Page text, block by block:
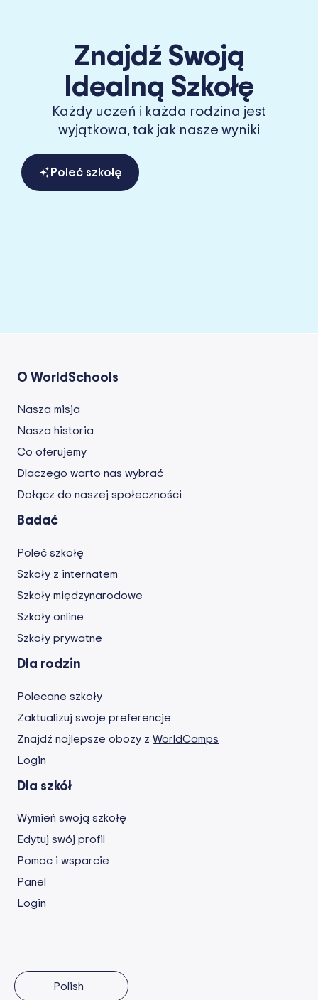
Znajdź Swoją
Idealną Szkołę
Każdy uczeń i każda rodzina jest
wyjątkowa, tak jak nasze wyniki
Poleć szkołę
O WorldSchools
Nasza misja
Nasza historia
Co oferujemy
Dlaczego warto nas wybrać
Dołącz do naszej społeczności
Badać
Poleć szkołę
Szkoły z internatem
Szkoły międzynarodowe
Szkoły online
Szkoły prywatne
Dla rodzin
Polecane szkoły
Zaktualizuj swoje preferencje
Znajdź najlepsze obozy z WorldCamps
Login
Dla szkół
Wymień swoją szkołę
Edytuj swój profil
Pomoc i wsparcie
Panel
Login
Polish